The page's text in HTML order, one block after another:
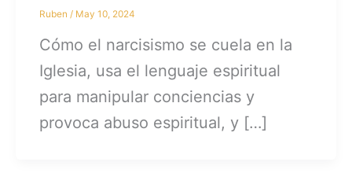
Ruben/ May 10, 2024
Cómo el narcisismo se cuela en la
Iglesia, usa el lenguaje espiritual
para manipular conciencias y
provoca abuso espiritual, y […]